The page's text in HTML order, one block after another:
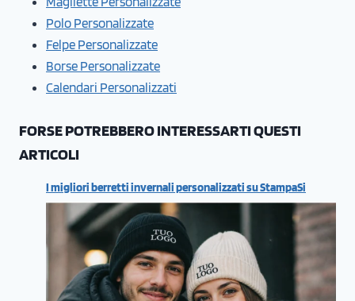
Polo Personalizzate
Felpe Personalizzate
Borse Personalizzate
Calendari Personalizzati
FORSE POTREBBERO INTERESSARTI QUESTI
ARTICOLI
I migliori berretti invernali personalizzati su StampaSi